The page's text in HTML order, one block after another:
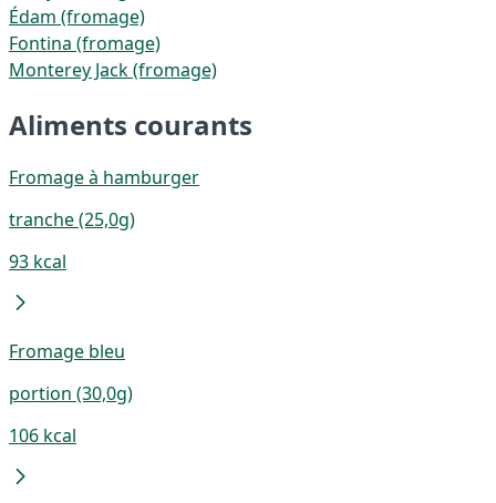
Édam (fromage)
Fontina (fromage)
Monterey Jack (fromage)
Aliments courants
Fromage à hamburger
tranche (25,0g)
93 kcal
Fromage bleu
portion (30,0g)
106 kcal